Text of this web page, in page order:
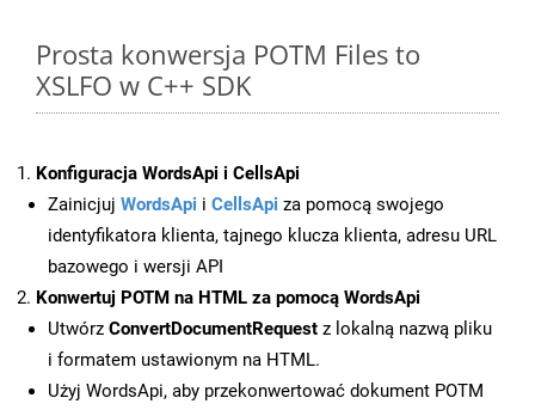
Prosta konwersja POTM Files to
XSLFO w C++ SDK
Konfiguracja WordsApi i CellsApi
Zainicjuj WordsApi i CellsApi za pomocą swojego
identyfikatora klienta, tajnego klucza klienta, adresu URL
bazowego i wersji API
Konwertuj POTM na HTML za pomocą WordsApi
Utwórz ConvertDocumentRequest z lokalną nazwą pliku
i formatem ustawionym na HTML.
Użyj WordsApi, aby przekonwertować dokument POTM